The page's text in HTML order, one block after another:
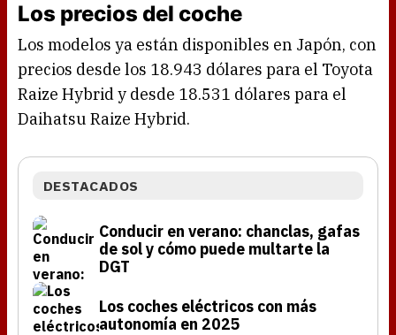
Los precios del coche
Los modelos ya están disponibles en Japón, con
precios desde los 18.943 dólares para el Toyota
Raize Hybrid y desde 18.531 dólares para el
Daihatsu Raize Hybrid.
DESTACADOS
Conducir en verano: chanclas, gafas
de sol y cómo puede multarte la
DGT
Los coches eléctricos con más
autonomía en 2025